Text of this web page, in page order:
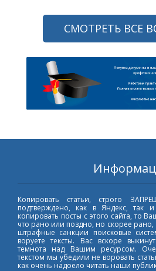
СМОТРЕТЬ ВСЕ
Копировать статьи, строго
подтверждено, как в Яндекс, так
копировать посты с этого сайта, то
что рано или поздно, но скорее
штрафные санкции поисковые
воруете тексты. Вас вскоре
темнота над Вашим ресурсом.
текстом мы убедили не воровать
как очень надоело читать наши